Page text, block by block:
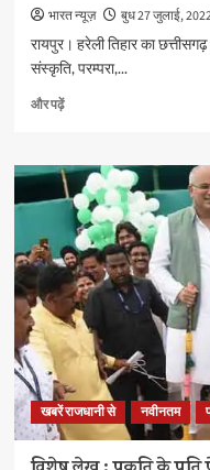
भारत न्यूज़ बुध 27 जुलाई,
रायपुर। हरेली तिहार का
संस्कृति, परम्परा,...
और पढ़ेंए
में
रही
पारम्परिक
कार्यक्रम
के
धूम,
सीएम
हाउस
में
होवत
आयोजन
के
जोरदार
तैयारी
खबरें राजधानी से नवीनतम